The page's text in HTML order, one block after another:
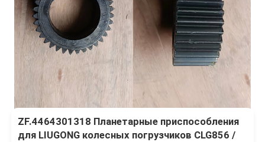
ZF.4464301318 Планетарные приспособления
для LIUGONG колесных погрузчиков CLG856 /